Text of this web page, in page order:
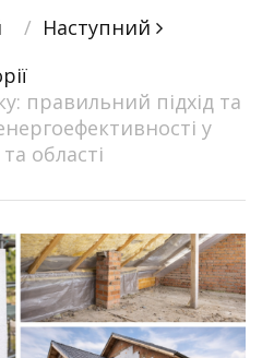
Наступний
правильний підхід та
у
області